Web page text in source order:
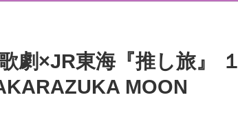
劇×JR東海『推し旅』 １
MOON